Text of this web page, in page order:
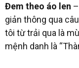
Đem theo áo len
giản thông qua
tôi từ trải qua là
mệnh danh là